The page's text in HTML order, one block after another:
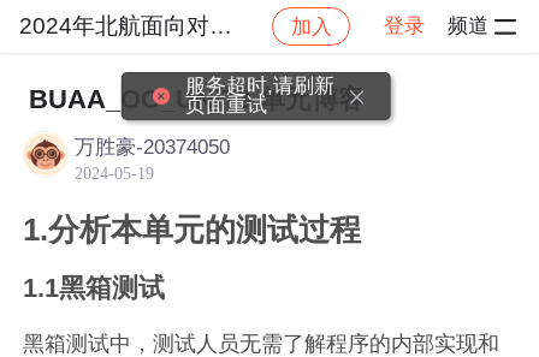
2024年北航面向对象设计与构造 加入 登录 频道
社区 2024年北航面向对象设计与构造
BUAA_OO_UNIT3 单元博客
万胜豪-20374050
2024-05-19
1.分析本单元的测试过程
1.1黑箱测试
黑箱测试中，测试人员无需了解程序的内部实现和
服务超时,请刷新
页面重试